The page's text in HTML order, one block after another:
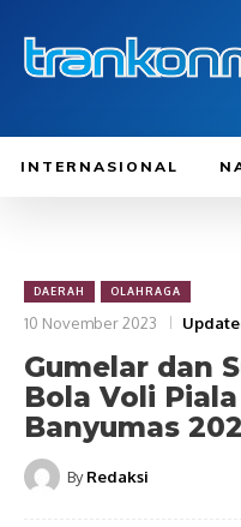
INTERNASIONAL
DAERAH OLAHRAGA
10 November 2023
Gumelar dan
Bola Voli
Banyumas
By Redaksi